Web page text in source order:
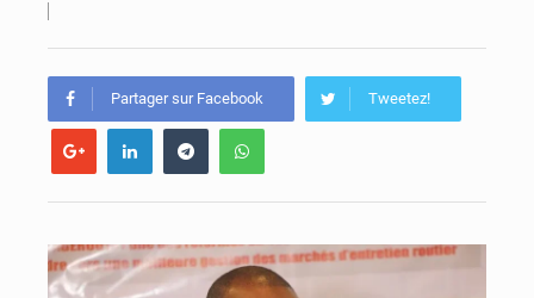
Partager sur Facebook Tweetez!